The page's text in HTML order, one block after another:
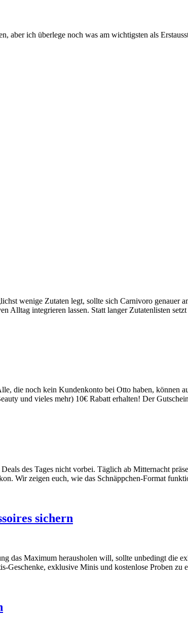
ich überlege noch was am wichtigsten als
wenige Zutaten legt, sollte sich Carnivoro genauer
Alltag integrieren lassen. Statt langer Zutatenlisten
die noch kein Kundenkonto bei Otto haben, können
und vieles mehr) 10€ Rabatt erhalten! Der
des Tages nicht vorbei. Täglich ab Mitternacht
Wir zeigen euch, wie das Schnäppchen-Format
sichern
das Maximum herausholen will, sollte unbedingt die
exklusive Minis und kostenlose Proben zu